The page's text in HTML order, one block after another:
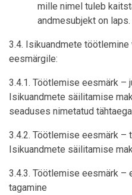
mille nimel tuleb
andmesubjekt on laps.
3.4. Isikuandmete
eesmärgile:
3.4.1. Töötlemise eesmärk –
Isikuandmete säilitamise
seaduses nimetatud
3.4.2. Töötlemise eesmärk –
Isikuandmete säilitamise
3.4.3. Töötlemise eesmärk
tagamine